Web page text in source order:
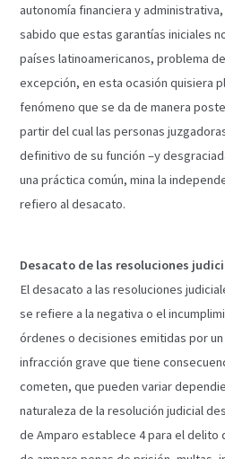
autonomía financiera y
sabido que estas garantías iniciales
países latinoamericanos, problema
excepción, en esta ocasión quisiera
fenómeno que se da de manera
partir del cual las personas
definitivo de su función –y
una práctica común, mina la
refiero al desacato.
Desacato de las resoluciones
El desacato a las resoluciones
se refiere a la negativa o el
órdenes o decisiones emitidas por un
infracción grave que tiene
cometen, que pueden variar
naturaleza de la resolución judicial
de Amparo establece 4 para el delito